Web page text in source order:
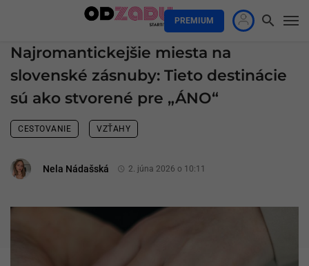
PREMIUM
Najromantickejšie miesta na
slovenské zásnuby: Tieto destinácie
sú ako stvorené pre „ÁNO“
CESTOVANIE VZŤAHY
Nela Nádašská 2. júna 2026 o 10:11